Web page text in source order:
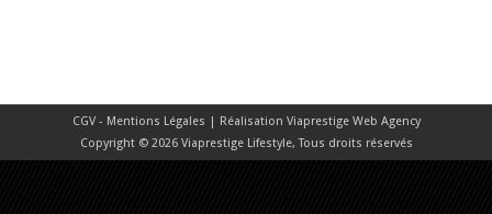
CGV - Mentions Légales | Réalisation Viaprestige Web Agency
Copyright © 2026 Viaprestige Lifestyle, Tous droits réservés